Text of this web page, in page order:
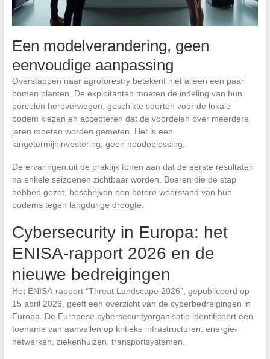
Een modelverandering, geen
eenvoudige aanpassing
Overstappen naar agroforestry betekent niet alleen een paar
bomen planten. De exploitanten moeten de indeling van hun
percelen heroverwegen, geschikte soorten voor de lokale
bodem kiezen en accepteren dat de voordelen over meerdere
jaren moeten worden gemeten. Het is een
langetermijninvestering, geen noodoplossing.
De ervaringen uit de praktijk tonen aan dat de eerste resultaten
na enkele seizoenen zichtbaar worden. Boeren die de stap
hebben gezet, beschrijven een betere weerstand van hun
bodems tegen langdurige droogte.
Cybersecurity in Europa: het
ENISA-rapport 2026 en de
nieuwe bedreigingen
Het ENISA-rapport “Threat Landscape 2026”, gepubliceerd op
15 april 2026, geeft een overzicht van de cyberbedreigingen in
Europa. De Europese cybersecurityorganisatie identificeert een
toename van aanvallen op kritieke infrastructuren: energie-
netwerken, ziekenhuizen, transportsystemen.